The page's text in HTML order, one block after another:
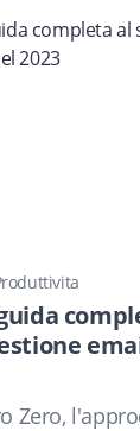
Zero,